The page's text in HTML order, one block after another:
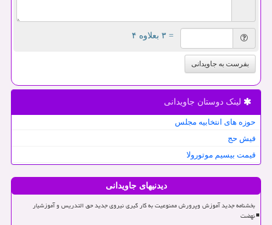
= ۳ بعلاوه ۴
بفرست به جاویدانی
لینک دوستان جاویدانی
حوزه های انتخابیه مجلس
فیش حج
قیمت بیسیم موتورولا
دیدنیهای جاویدانی
بخشنامه جدید آموزش وپرورش ممنوعیت به کار گیری نیروی جدید حق التدریس و آموزشیار
نهضت